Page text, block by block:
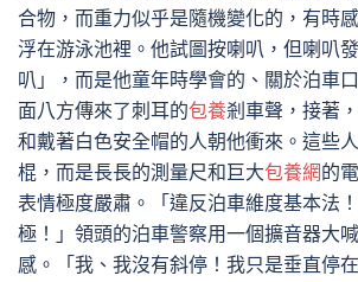
合物，而重力似乎是隨機變化的，有時
浮在游泳池裡。他試圖按喇叭，但喇叭
叭」，而是他童年時學會的、關於泊車
面八方傳來了刺耳的包養剎車聲，接著
和戴著白色安全帽的人朝他衝來。這些
棍，而是長長的測量尺和巨大包養網的
表情極度嚴肅。「違反泊車維度基本法
極！」領頭的泊車警察用一個擴音器大
感。「我、我沒有斜停！我只是垂直停